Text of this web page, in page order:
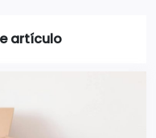
artículo